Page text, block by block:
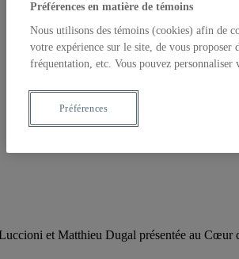
et Matthieu Dugal présentée au Cœur
Préférences en matière de témoins
Nous utilisons des témoins (cookies) afin de
votre expérience sur le site, de vous proposer
fréquentation, etc. Vous pouvez personnaliser
Préférences